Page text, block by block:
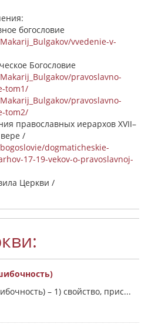
богословие
vvedenie-v-
Богословие
pravoslavno-
tom1/
pravoslavno-
tom2/
православных иерархов XVII–
/
dogmaticheskie-
17-19-vekov-o-pravoslavnoj-
Церкви /
– 1) свойство, прис...